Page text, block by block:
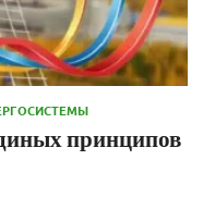
принципов